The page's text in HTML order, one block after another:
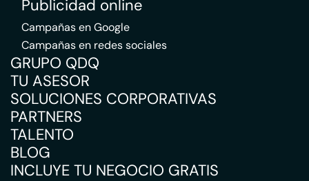
Publicidad online
Campañas en Google
Campañas en redes sociales
GRUPO QDQ
TU ASESOR
SOLUCIONES CORPORATIVAS
PARTNERS
TALENTO
BLOG
INCLUYE TU NEGOCIO GRATIS